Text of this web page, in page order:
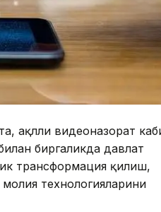
ақлли видеоназорат
биргаликда давлат
трансформация қилиш,
технологияларини